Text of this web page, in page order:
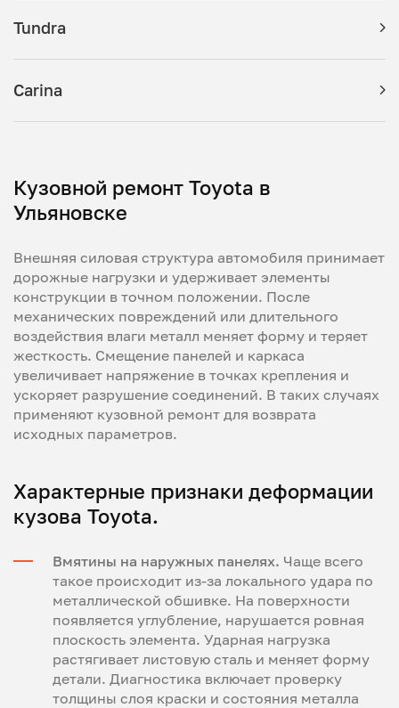
Tundra
Carina
Кузовной ремонт Toyota в
Ульяновске
Внешняя силовая структура автомобиля принимает
дорожные нагрузки и удерживает элементы
конструкции в точном положении. После
механических повреждений или длительного
воздействия влаги металл меняет форму и теряет
жесткость. Смещение панелей и каркаса
увеличивает напряжение в точках крепления и
ускоряет разрушение соединений. В таких случаях
применяют кузовной ремонт для возврата
исходных параметров.
Характерные признаки деформации
кузова Toyota.
Вмятины на наружных панелях. Чаще всего
такое происходит из-за локального удара по
металлической обшивке. На поверхности
появляется углубление, нарушается ровная
плоскость элемента. Ударная нагрузка
растягивает листовую сталь и меняет форму
детали. Диагностика включает проверку
толщины слоя краски и состояния металла